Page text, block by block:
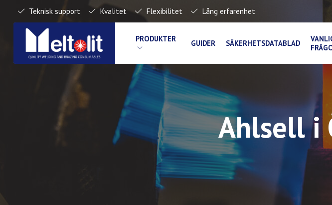
Teknisk support Kvalitet Flexibilitet Lång erfarenhet
PRODUKTER GUIDER SÄKERHETSDATABLAD
Ahlsell i